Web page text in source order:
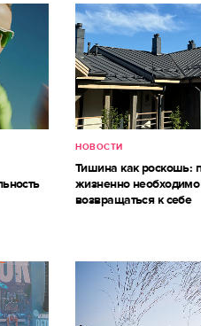
НОВОСТИ
Тишина как роскошь:
жизненно
возвращаться к себе